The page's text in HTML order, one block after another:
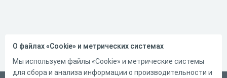
О файлах «Cookie» и метрических системах
Мы используем файлы «Cookie» и метрические системы
для сбора и анализа информации о производительности и